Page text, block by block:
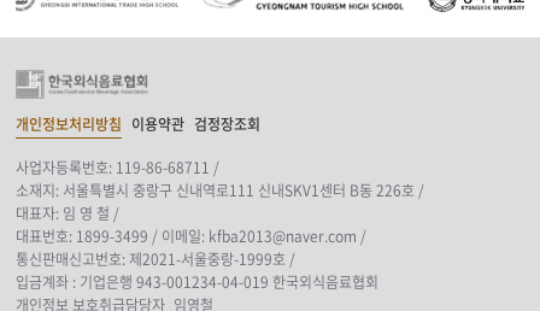
개인정보처리방침 이용약관 검정장조회
사업자등록번호: 119-86-68711 /
소재지: 서울특별시 중랑구 신내역로111 신내SKV1센터 B동 226호 /
대표자: 임 영 철 /
대표번호: 1899-3499 / 이메일: kfba2013@naver.com /
통신판매신고번호: 제2021-서울중랑-1999호 /
입금계좌 : 기업은행 943-001234-04-019 한국외식음료협회
개인정보 보호취급담당자_임영철